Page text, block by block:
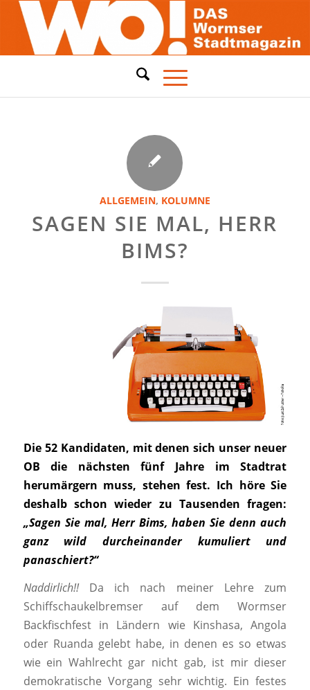
ALLGEMEIN, KOLUMNE
SAGEN SIE MAL, HERR
BIMS?
Die 52 Kandidaten, mit denen sich unser neuer
OB die nächsten fünf Jahre im Stadtrat
herumärgern muss, stehen fest. Ich höre Sie
deshalb schon wieder zu Tausenden fragen:
„Sagen Sie mal, Herr Bims, haben Sie denn auch
ganz wild durcheinander kumuliert und
panaschiert?“
Naddirlich!!Da ich nach meiner Lehre zum
Schiffschaukelbremser auf dem Wormser
Backfischfest in Ländern wie Kinshasa, Angola
oder Ruanda gelebt habe, in denen es so etwas
wie ein Wahlrecht gar nicht gab, ist mir dieser
demokratische Vorgang sehr wichtig. Ein festes